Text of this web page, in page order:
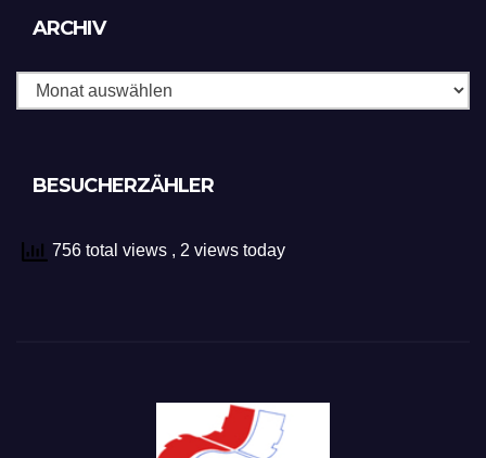
ARCHIV
BESUCHERZÄHLER
756 total views , 2 views today